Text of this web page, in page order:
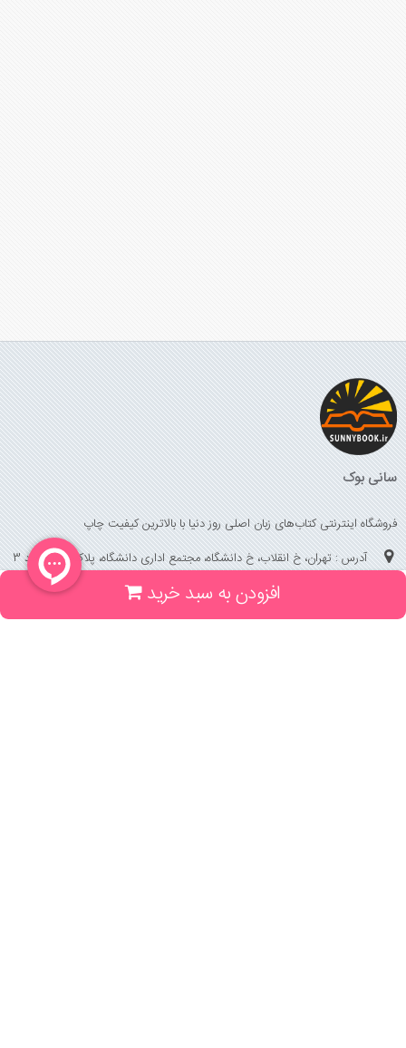
افزودن به سبد خرید
سانی بوک
فروشگاه اینترنتی کتاب‌های زبان اصلی روز دنیا با بالاترین کیفیت چاپ
آدرس : تهران، خ انقلاب، خ دانشگاه، مجتمع اداری دانشگاه، پلاک 158 واحد 3
(جهت خرید حضوری، تلفنی ، پیگیری سفارشات سایت با شماره تلفن 02166175070
تماس حاصل فرمایید)